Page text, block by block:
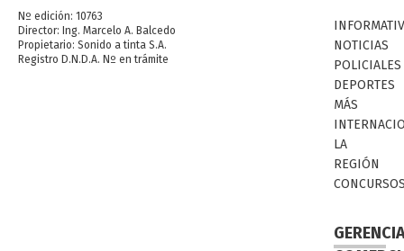
Nº edición: 10763
Director: Ing. Marcelo A. Balcedo
Propietario: Sonido a tinta S.A.
Registro D.N.D.A. Nº en trámite
NOTICIAS
POLICIALES
DEPORTES
MÁS
LA
REGIÓN